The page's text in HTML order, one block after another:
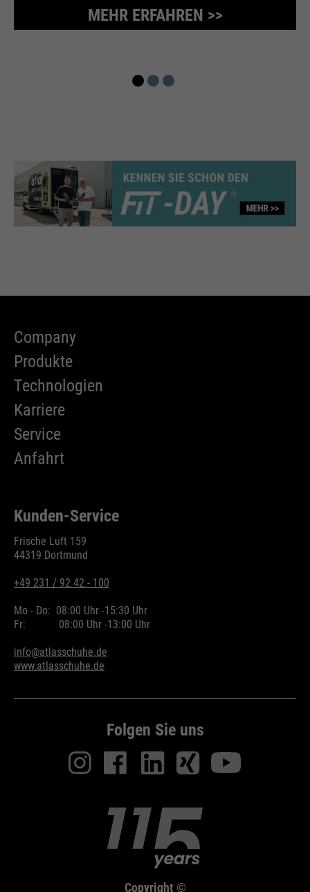
MEHR ERFAHREN >>
Company
Produkte
Technologien
Karriere
Service
Anfahrt
Kunden-Service
Frische Luft 159
44319 Dortmund
+49 231 / 92 42 - 100
Mo - Do: 08:00 Uhr -15:30 Uhr
Fr:
08:00 Uhr -13:00 Uhr
info@atlasschuhe.de
www.atlasschuhe.de
Folgen Sie uns
Copyright ©